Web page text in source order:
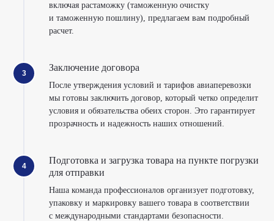
включая растаможку (таможенную очистку
и таможенную пошлину), предлагаем вам подробный
расчет.
Заключение договора
После утверждения условий и тарифов авиаперевозки
мы готовы заключить договор, который четко определит
условия и обязательства обеих сторон. Это гарантирует
прозрачность и надежность наших отношений.
Подготовка и загрузка товара на пункте погрузки
для отправки
Наша команда профессионалов организует подготовку,
упаковку и маркировку вашего товара в соответствии
с международными стандартами безопасности.